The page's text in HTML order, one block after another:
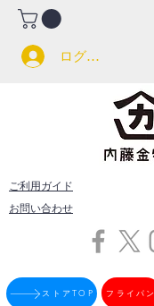
ログイン
ご利用ガイド
お問い合わせ
ストアTOP フライパン